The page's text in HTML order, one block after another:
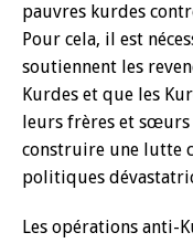
pauvres kurdes
Pour cela, il est
soutiennent les
Kurdes et que les
leurs frères et sœurs
construire une lutte
politiques
Les opérations anti-